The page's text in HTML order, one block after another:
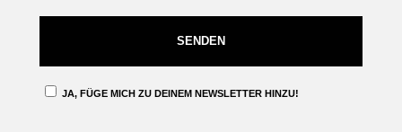
JA, FÜGE MICH ZU DEINEM NEWSLETTER HINZU!